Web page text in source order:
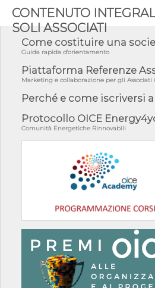
CONTENUTO
SOLI ASSOCIATI
Come costituire una
Guida rapida d'orientamento
Piattaforma Referenze
Marketing e collaborazione per gli Associati
Perché e come iscriversi a
Protocollo OICE
Comunità Energetiche Rinnovabili